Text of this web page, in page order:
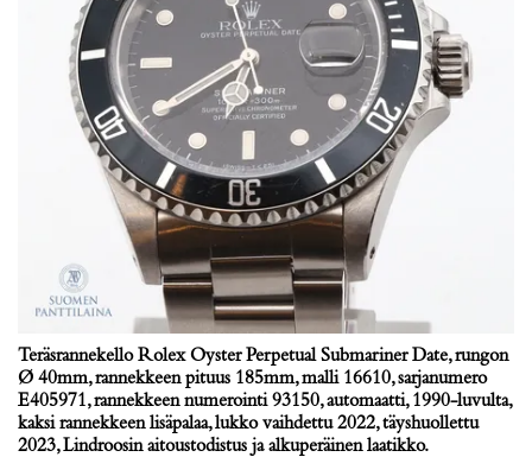
Teräsrannekello Rolex Oyster Perpetual Submariner Date, rungon
Ø 40mm, rannekkeen pituus 185mm, malli 16610, sarjanumero
E405971, rannekkeen numerointi 93150, automaatti, 1990-luvulta,
kaksi rannekkeen lisäpalaa, lukko vaihdettu 2022, täyshuollettu
2023, Lindroosin aitoustodistus ja alkuperäinen laatikko.